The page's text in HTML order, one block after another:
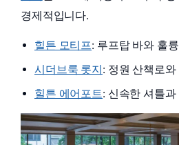
경제적입니다.
힐튼 모티프: 루프탑 바와 훌
시더브룩 롯지: 정원 산책로
힐튼 에어포트: 신속한 셔틀